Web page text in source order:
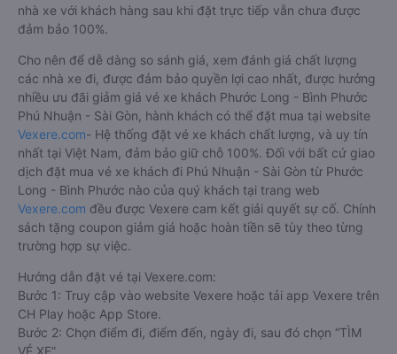
nhà xe với khách hàng sau khi đặt trực tiếp vẫn chưa được
đảm bảo 100%.
Cho nên để dễ dàng so sánh giá, xem đánh giá chất lượng
các nhà xe đi, được đảm bảo quyền lợi cao nhất, được hưởng
nhiều ưu đãi giảm giá vé xe khách Phước Long - Bình Phước
Phú Nhuận - Sài Gòn, hành khách có thể đặt mua tại website
Vexere.com- Hệ thống đặt vé xe khách chất lượng, và uy tín
nhất tại Việt Nam, đảm bảo giữ chỗ 100%. Đối với bất cứ giao
dịch đặt mua vé xe khách đi Phú Nhuận - Sài Gòn từ Phước
Long - Bình Phước nào của quý khách tại trang web
Vexere.com đều được Vexere cam kết giải quyết sự cố. Chính
sách tặng coupon giảm giá hoặc hoàn tiền sẽ tùy theo từng
trường hợp sự việc.
Hướng dẫn đặt vé tại Vexere.com:
Bước 1: Truy cập vào website Vexere hoặc tải app Vexere trên
CH Play hoặc App Store.
Bước 2: Chọn điểm đi, điểm đến, ngày đi, sau đó chọn “TÌM
VÉ XE”.